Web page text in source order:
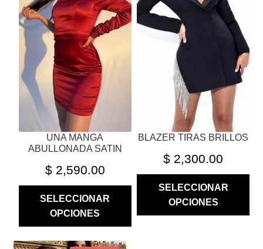
UNA MANGA
ABULLONADA SATIN
$2,590.00
SELECCIONAR
OPCIONES
VARIANTES.
LAS
OPCIONES
SE
PUEDEN
ELEGIR
EN
BLAZER TIRAS BRILLOS
$ 2,300.00
SELECCIONAR
OPCIONES
VARIANTES.
LAS
OPCIONES
PUEDEN
DE
PRODUCTO